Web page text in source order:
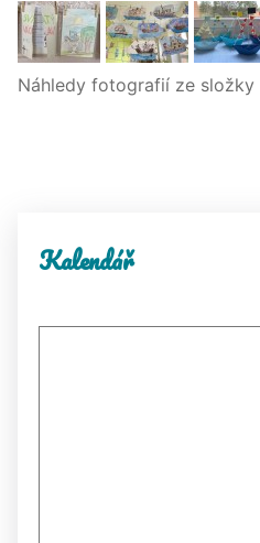
Náhledy fotografií ze složky
Kalendář